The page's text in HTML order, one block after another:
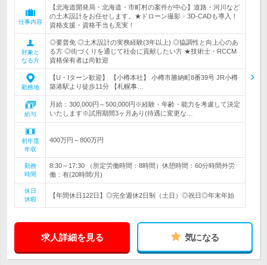
仕事内容
【北海道開発局・北海道・市町村の案件が中心】道路・河川など
の土木設計をお任せします。★ドローン撮影・3D-CADも導入！
資格支援・資格手当も充実！
対象と
なる方
◎要普免 ◎土木設計の実務経験(3年以上) ◎協調性と向上心のあ
る方 ◎街づくりを通じて社会に貢献したい方 ★技術士・RCCM
資格保有者は尚歓迎
勤務地
【U・Iターン歓迎】 【小樽本社】 小樽市勝納町8番39号 JR小樽
築港駅より徒歩11分 【札幌事…
給与
月給：300,000円～500,000円※経験・年齢・能力を考慮して決定
いたします※試用期間3ヶ月あり(待遇に変更な…
初年度
年収
400万円～800万円
勤務
時間
8:30～17:30 （所定労働時間：8時間）休憩時間：60分時間外労
働：有(20時間/月)
休日
休暇
【年間休日122日】◎完全週休2日制（土日）◎祝日◎年末年始
求人詳細を見る 気になる